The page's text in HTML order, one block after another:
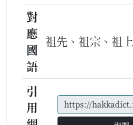
對
應
國
語
祖先、祖宗、祖上
引
用